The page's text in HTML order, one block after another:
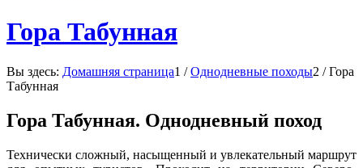
Гора Табунная
Вы здесь: Домашняя страница1 / Однодневные походы2 / Гора
Табунная
Гора Табунная. Однодневный поход
Технически сложный, насыщенный и увлекательный маршрут